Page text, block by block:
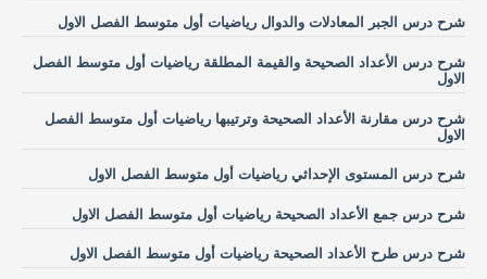
شرح درس الجبر المعادلات والدوال رياضيات أول متوسط الفصل الاول
شرح درس الأعداد الصحيحة والقيمة المطلقة رياضيات أول متوسط الفصل
الاول
شرح درس مقارنة الأعداد الصحيحة وترتيبها رياضيات أول متوسط الفصل
الاول
شرح درس المستوى الإحداثي رياضيات أول متوسط الفصل الاول
شرح درس جمع الأعداد الصحيحة رياضيات أول متوسط الفصل الاول
شرح درس طرح الأعداد الصحيحة رياضيات أول متوسط الفصل الاول